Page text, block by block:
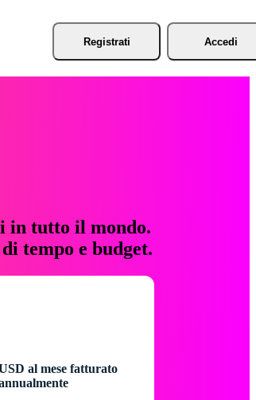
Registrati Accedi
in tutto il mondo.
tempo e budget.
al mese fatturato